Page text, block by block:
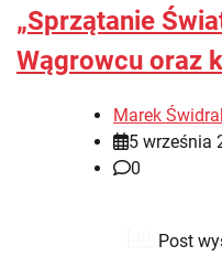
„Sprzątanie
Wągrowcu oraz
Marek
5 września
0
Post